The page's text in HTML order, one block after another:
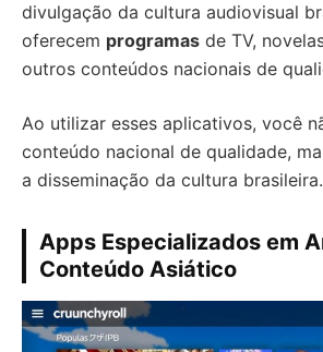
divulgação da cultura audiovisual
oferecem programas de TV,
outros conteúdos nacionais de
Ao utilizar esses aplicativos, você
conteúdo nacional de qualidade,
a disseminação da cultura brasileira.
Apps Especializados em
Conteúdo Asiático